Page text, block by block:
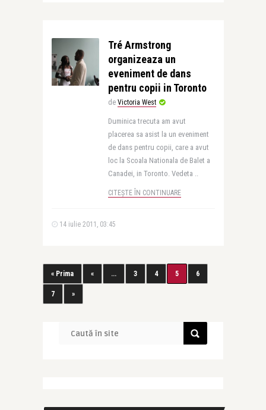
Tré Armstrong
organizeaza un
eveniment de dans
pentru copii in Toronto
de Victoria West
Duminica trecuta am avut
placerea sa asist la un eveniment
de dans pentru copii, care a avut
loc la Scoala Nationala de Balet a
Canadei, in Toronto. Vedeta ..
CITEȘTE ÎN CONTINUARE
14 iulie 2011, 03:45
« Prima « ... 3 4 5 6
7 »